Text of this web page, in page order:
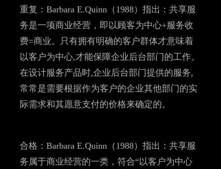
重复：Barbara E.Quinn（1988）指出：共享服
务是一项商业经营，即以顾客为中心+服务收
费=商业。只有拥有明确的客户群体才意味着
以客户为中心,才能保障企业后台部门的工作。
在设计服务产品时,企业后台部门提供的服务,
常常是需要根据作为客户的企业其他部门的实
际需求和其愿意支付的价格来确定的。
合格：Barbara E.Quinn（1988）指出：共享服
务属于商业经营的一类，符合“以客户为中心